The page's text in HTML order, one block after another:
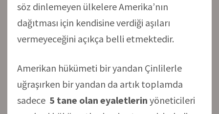
söz dinlemeyen ülkelere Amerika’nın
dağıtması için kendisine verdiği aşıları
vermeyeceğini açıkça belli etmektedir.
Amerikan hükümeti bir yandan Çinlilerle
uğraşırken bir yandan da artık toplamda
sadece 5 tane olan eyaletlerin yöneticileri